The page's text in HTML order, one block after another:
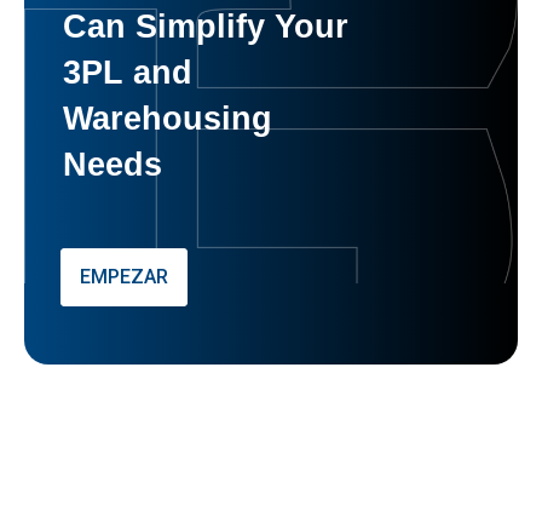
Can Simplify Your
3PL and
Warehousing
Needs
EMPEZAR